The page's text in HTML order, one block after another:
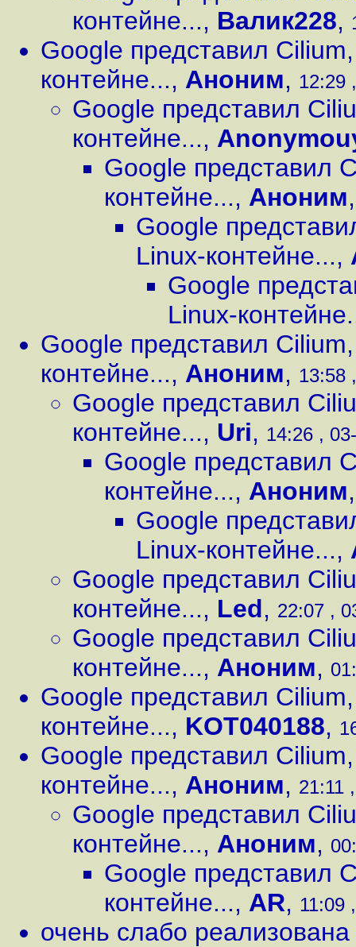
контейне..., Валик228,
Google представил
контейне..., Аноним, 12:29
Google представил
контейне...,
Google представил
контейне..., Аноним
Google
Linux-контейне...,
Google
Linux-
Google представил
контейне..., Аноним, 13:58
Google представил
контейне..., Uri, 14:26 ,
Google представил
контейне..., Аноним
Google
Linux-контейне...,
Google представил
контейне..., Led, 22:07 ,
Google представил
контейне..., Аноним,
Google представил
контейне..., KOT040188,
Google представил
контейне..., Аноним, 21:11
Google представил
контейне..., Аноним,
Google представил
контейне..., AR, 11:09
очень слабо